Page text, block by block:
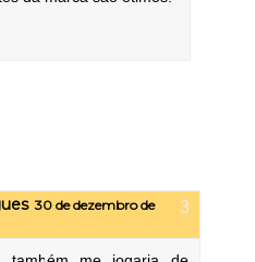
30 de dezembro de